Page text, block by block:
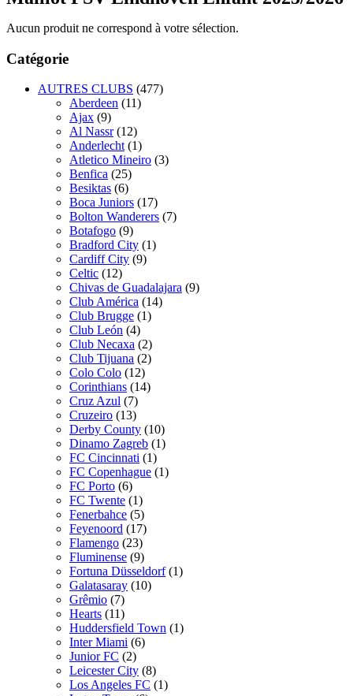
Aucun produit ne correspond à votre sélection.
Catégorie
AUTRES CLUBS (477)
Aberdeen (11)
Ajax (9)
Al Nassr (12)
Anderlecht (1)
Atletico Mineiro (3)
Benfica (25)
Besiktas (6)
Boca Juniors (17)
Bolton Wanderers (7)
Botafogo (9)
Bradford City (1)
Cardiff City (9)
Celtic (12)
Chivas de Guadalajara (9)
Club América (14)
Club Brugge (1)
Club León (4)
Club Necaxa (2)
Club Tijuana (2)
Colo Colo (12)
Corinthians (14)
Cruz Azul (7)
Cruzeiro (13)
Derby County (10)
Dinamo Zagreb (1)
FC Cincinnati (1)
FC Copenhague (1)
FC Porto (6)
FC Twente (1)
Fenerbahce (5)
Feyenoord (17)
Flamengo (23)
Fluminense (9)
Fortuna Düsseldorf (1)
Galatasaray (10)
Grêmio (7)
Hearts (11)
Huddersfield Town (1)
Inter Miami (6)
Junior FC (2)
Leicester City (8)
Los Angeles FC (1)